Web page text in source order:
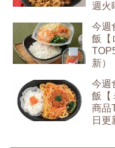
週火
今週
飯【
新）
今週
飯【
商品
日更